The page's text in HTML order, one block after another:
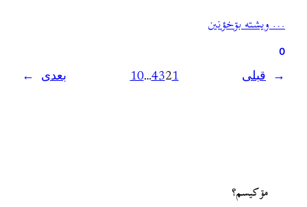
هم مطرح شده که اين مقاله رو جذابتر هم کرده. اين مقاله…
… ويشته بۊخؤنين
0
← قبلی 1
2
3
4
…
10 بعدی →
مۊ کيسم؟